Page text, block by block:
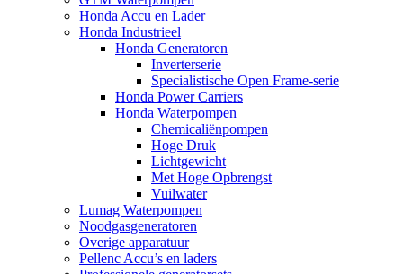
Honda Accu en Lader
Honda Industrieel
Honda Generatoren
Inverterserie
Specialistische Open Frame-serie
Honda Power Carriers
Honda Waterpompen
Chemicaliënpompen
Hoge Druk
Lichtgewicht
Met Hoge Opbrengst
Vuilwater
Lumag Waterpompen
Noodgasgeneratoren
Overige apparatuur
Pellenc Accu’s en laders